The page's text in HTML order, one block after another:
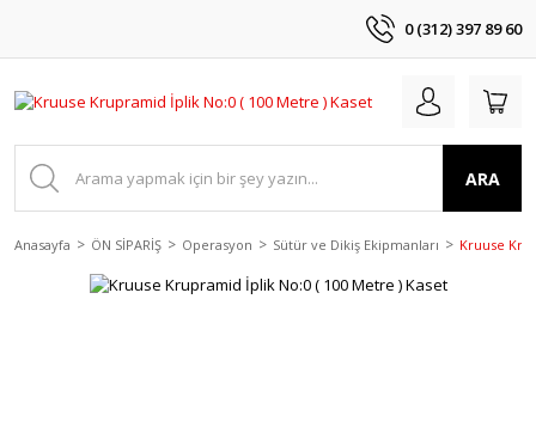
0 (312) 397 89 60
ARA
Anasayfa ÖN SİPARİŞ Operasyon Sütür ve Dikiş Ekipmanları Kruuse